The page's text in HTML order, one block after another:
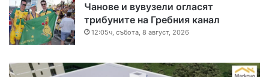
Чанове и вувузели огласят
трибуните на Гребния канал
12:05ч, събота, 8 август, 2026